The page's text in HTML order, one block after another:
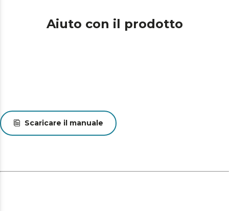
Aiuto con il prodotto
Scaricare il manuale